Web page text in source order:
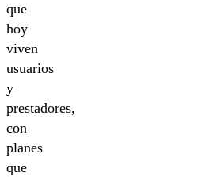
que
hoy
viven
usuarios
y
prestadores,
con
planes
que